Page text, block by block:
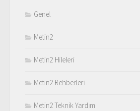
Genel
Metin2
Metin2 Hileleri
Metin2 Rehberleri
Metin2 Teknik Yardım